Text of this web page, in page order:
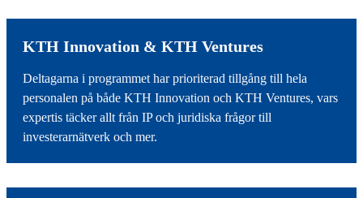
KTH Innovation & KTH Ventures
Deltagarna i programmet har prioriterad tillgång till hela
personalen på både KTH Innovation och KTH Ventures, vars
expertis täcker allt från IP och juridiska frågor till
investerarnätverk och mer.